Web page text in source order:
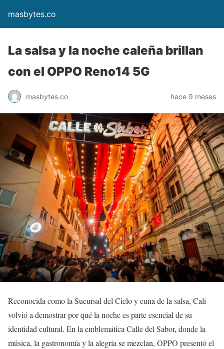
masbytes.co
La salsa y la noche caleña brillan
con el OPPO Reno14 5G
masbytes.co hace 9 meses
Reconocida como la Sucursal del Cielo y cuna de la salsa, Cali
volvió a demostrar por qué la noche es parte esencial de su
identidad cultural. En la emblemática Calle del Sabor, donde la
música, la gastronomía y la alegría se mezclan, OPPO presentó el